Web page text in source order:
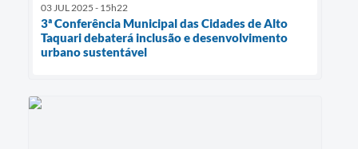
03 JUL 2025 - 15h22
3ª Conferência Municipal das Cidades de Alto
Taquari debaterá inclusão e desenvolvimento
urbano sustentável